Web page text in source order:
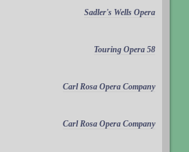
Sadler's Wells Opera
Touring Opera 58
Carl Rosa Opera Company
Carl Rosa Opera Company